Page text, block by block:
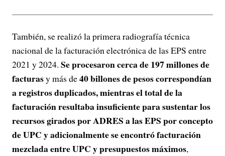
También, se realizó la primera radiografía técnica
nacional de la facturación electrónica de las EPS entre
2021 y 2024. Se procesaron cerca de 197 millones de
facturasy más de40 billones de pesos correspondían
a registros duplicados, mientras el total de la
facturación resultaba insuficiente para sustentar los
recursos girados por ADRES a las EPS por concepto
de UPC y adicionalmente se encontró facturación
mezclada entre UPC y presupuestos máximos,